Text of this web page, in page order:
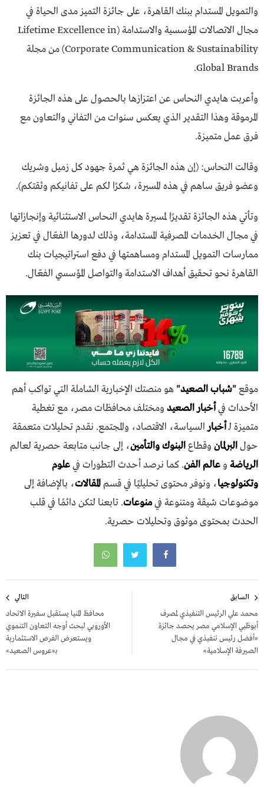
والتمويل المستدام ببنك القاهرة، على جائزة التميز مدى الحياة في
مجال الاتصالات المؤسسية والاستدامة (Lifetime Excellence in
Corporate Communication & Sustainability) من مجلة
Global Brands.
وأعربت هايدي النحاس عن اعتزازها بالحصول على هذه الجائزة
المرموقة وهذا التقدير الذي يعكس سنوات من التفاني والتعاون مع
فرق عمل متميزة.
وقالت النحاس: (إن هذه الجائزة هي ثمرة جهود كل زميل وشريك
وعضو فريق ساهم في هذه المسيرة، شكرًا لكم على تفانيكم وثقتكم).
وتأتي هذه الجائزة تقديرًا لمسيرة هايدي النحاس الاستثنائية وإنجازاتها
في مجال الخدمات المصرفية المستدامة، وذلك لدورها الفعّال في تعزيز
ممارسات التمويل المستدام ومساهمتها في دفع استراتيجيات بنك
القاهرة نحو تحقيق أهداف الاستدامة والتواصل المؤسسي الفعّال.
موقع"شباب الصعيد" هو منصتك الإخبارية الشاملة التي تواكب أهم
الأحداث فيأخبار الصعيد ومختلف محافظات مصر، مع تغطية
متميزة لـأخبارالسياسة، الاقتصاد، والمجتمع. نقدم تحليلات متعمقة
حولالبرلمان وقطاعالبنوك والتأمين، إلى جانب متابعة حصرية لعالم
الرياضة و عالم الفن. كما نرصد أحدث التطورات فيعلوم
وتكنولوجيا، ونوفر محتوى تحليليًا في قسمالمقالات، بالإضافة إلى
موضوعات شيقة ومتنوعة فيمنوعات. تابعنا لتكن دائمًا في قلب
الحدث بمحتوى موثوق وتحليلات حصرية.
المقالات
السابق
محمد علي الرئيس التنفيذي لمصرف
أبوظبي الإسلامي مصر يحصد جائزة
«أفضل رئيس تنفيذي في مجال
الصيرفة الإسلامية»
التالي
محافظ المنيا يستقبل سفيرة الاتحاد
الأوروبي لبحث أوجه التعاون التنموي
ويستعرض الفرص الاستثمارية
بـ«عروس الصعيد»